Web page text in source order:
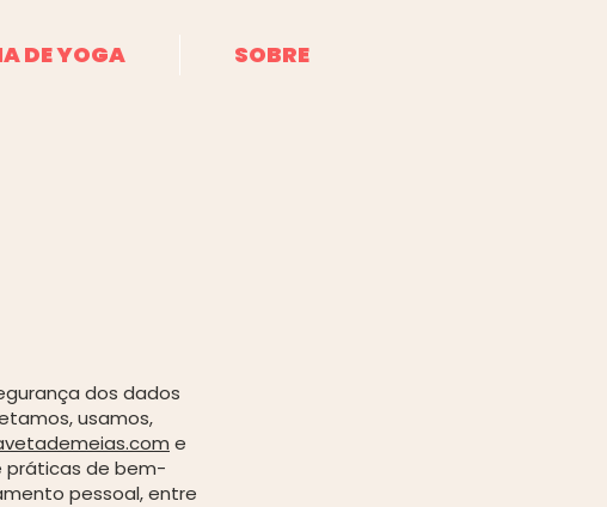
DE YOGA SOBRE
dos dados
usamos,
e
práticas de bem-
pessoal, entre